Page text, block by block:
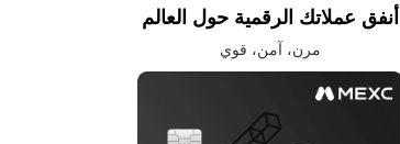
أنفق عملاتك الرقمية حول العالم
مرن، آمن، قوي